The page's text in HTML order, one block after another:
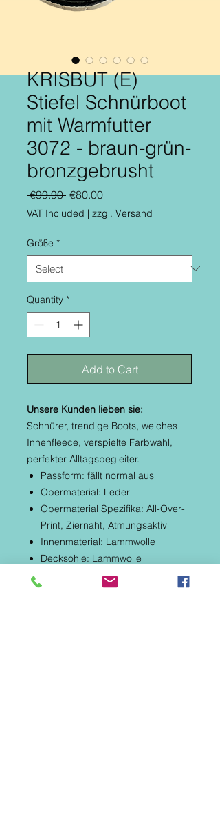
KRISBUT (E)
Stiefel Schnürboot
mit Warmfutter
3072 - braun-grün-
bronzgebrusht
€99.90 Regular
Price
€80.00Sale
Price
VAT Included | zzgl. Versand
Größe *
Quantity *
Add to Cart
Unsere Kunden lieben sie:
Schnürer, trendige Boots, weiches
Innenfleece, verspielte Farbwahl,
perfekter Alltagsbegleiter.
Passform: fällt normal aus
Obermaterial: Leder
Obermaterial Spezifika: All-Over-
Print, Ziernaht, Atmungsaktiv
Innenmaterial: Lammwolle
Decksohle: Lammwolle
Decksohle Spezifika: Gepolstert
Schafthöhe: Halbschaft